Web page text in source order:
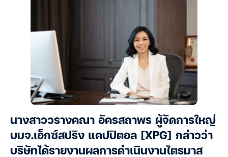
นางสาววรางคณา อัครสถาพร ผู้จัดการใหญ่
บมจ.เอ็กซ์สปริง แคปปิตอล [XPG] กล่าวว่า
บริษัทได้รายงานผลการดำเนินงานไตรมาส